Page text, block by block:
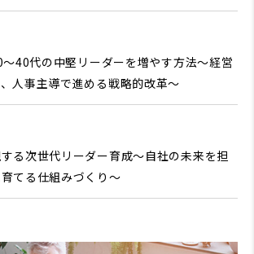
40代の中堅リーダーを増やす方法～経営
人事主導で進める戦略的改革～
る次世代リーダー育成～自社の未来を担
てる仕組みづくり～